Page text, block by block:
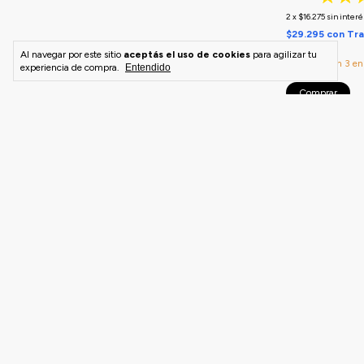
Al navegar por este sitio aceptás el uso de cookies para agilizar tu
experiencia de compra.
Entendido
2 x $16.275 sin
$29.295 con
¡Solo quedan 3
Comprar